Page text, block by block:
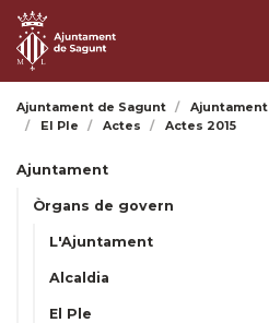
Ajuntament de Sagunt Ajuntament
El Ple
Actes Actes 2015
Ajuntament
Òrgans de govern
L'Ajuntament
Alcaldia
El Ple